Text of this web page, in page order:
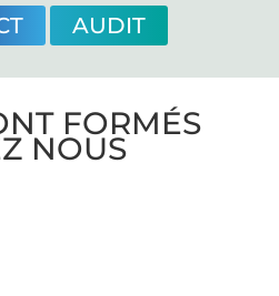
AUDIT
FORMÉS
NOUS